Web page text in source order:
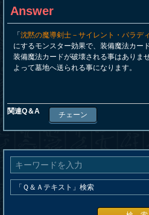
Answer
「 沈黙の魔導剣士－サイレント・パラデ
にするモンスター効果で、装備魔法カー
装備魔法カードが破壊される事はありま
よって墓地へ送られる事になります。
関連Q＆A チェーン